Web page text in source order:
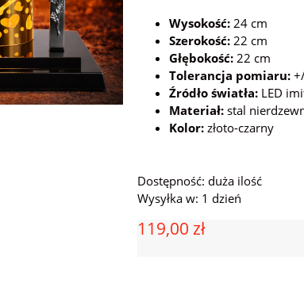
Wysokość: 24 cm
Szerokość: 22 cm
Głębokość:22 cm
Tolerancja pomiaru:
Źródło światła: LED
Materiał: stal
Kolor: złoto-czarny
Dostępność: duża ilość
Wysyłka w: 1 dzień
119,00 zł